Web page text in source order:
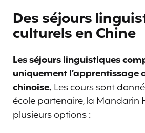
Des séjours
culturels en Chine
Les séjours linguistiques
uniquement l’apprentissage
chinoise. Les cours sont
école partenaire, la Mandarin
plusieurs options :